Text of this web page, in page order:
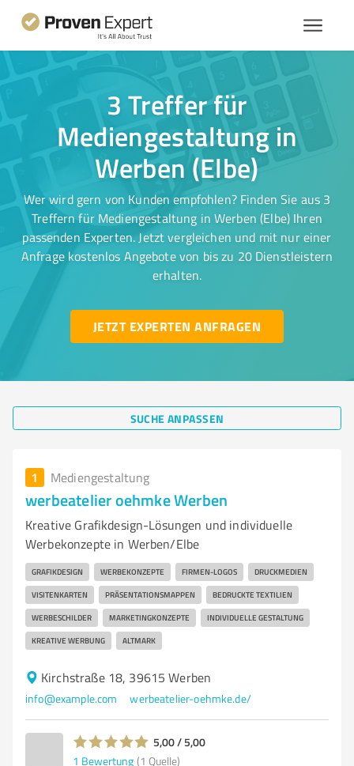
3 Treffer für
Mediengestaltung in
Werben (Elbe)
Wer wird gern von Kunden empfohlen? Finden Sie aus 3
Treffern für Mediengestaltung in Werben (Elbe) Ihren
passenden Experten. Jetzt vergleichen und mit nur einer
Anfrage kostenlos Angebote von bis zu 20 Dienstleistern
erhalten.
JETZT EXPERTEN ANFRAGEN
SUCHE ANPASSEN
1 Mediengestaltung
werbeatelier oehmke Werben
Kreative Grafikdesign-Lösungen und individuelle
Werbekonzepte in Werben/Elbe
GRAFIKDESIGN WERBEKONZEPTE FIRMEN-LOGOS DRUCKMEDIEN
VISITENKARTEN PRÄSENTATIONSMAPPEN BEDRUCKTE TEXTILIEN
WERBESCHILDER MARKETINGKONZEPTE INDIVIDUELLE GESTALTUNG
KREATIVE WERBUNG ALTMARK
Kirchstraße 18, 39615 Werben
info@example.com werbeatelier-oehmke.de/
5,00 / 5,00
1 Bewertung (1 Quelle)